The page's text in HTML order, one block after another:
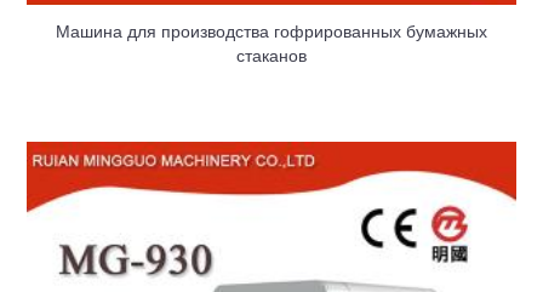
Машина для производства гофрированных бумажных
стаканов